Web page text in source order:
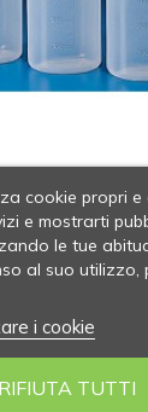
cookie propri
e mostrarti
le tue
al suo utilizzo,
i cookie
RIFIUTA TUTTI